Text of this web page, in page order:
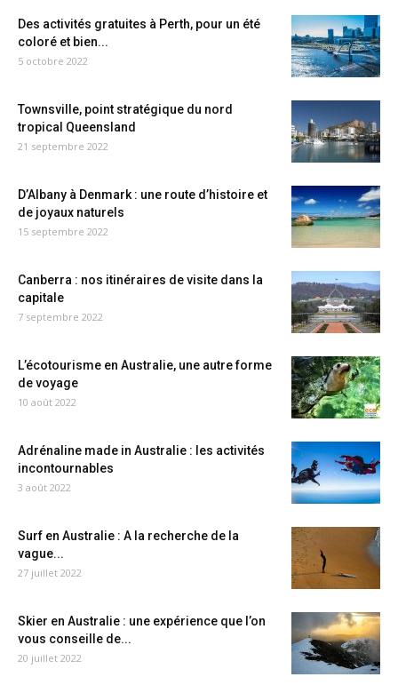
Des activités gratuites à Perth, pour un été
coloré et bien...
5 octobre 2022
Townsville, point stratégique du nord
tropical Queensland
21 septembre 2022
D’Albany à Denmark : une route d’histoire et
de joyaux naturels
15 septembre 2022
Canberra : nos itinéraires de visite dans la
capitale
7 septembre 2022
L’écotourisme en Australie, une autre forme
de voyage
10 août 2022
Adrénaline made in Australie : les activités
incontournables
3 août 2022
Surf en Australie : A la recherche de la
vague...
27 juillet 2022
Skier en Australie : une expérience que l’on
vous conseille de...
20 juillet 2022